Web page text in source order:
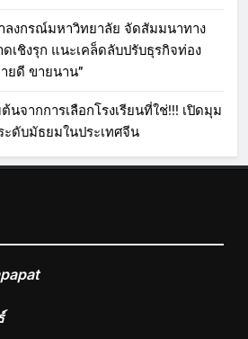
ลงกรณ์มหาวิทยาลัย จัดสัมมนาทาง
เชิงรุก แนะเคล็ดลับปรับธุรกิจท่อง
ยดี ขายนาน”
นจากการเลือกโรงเรียนที่ใช่!!! เปิดมุม
ะดับมัธยมในประเทศจีน